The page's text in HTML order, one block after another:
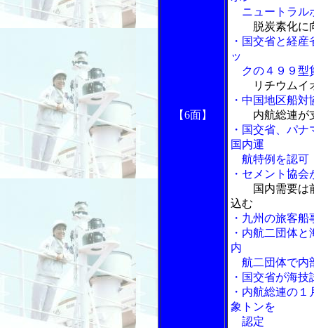
【6面】
ニュートラル
脱炭素化に
・国交省と経
ッ
クの４９９型
リチウムイ
・中国地区船
内航総連が
・国交省、パ
国内運
航特例を認可
・セメント協
国内需要は
込む
・九州の旅客
・内航二団体
内
航二団体で内
・国交省が海
・内航総連の
象トンを
認定